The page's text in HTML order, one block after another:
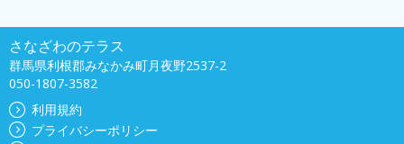
さなざわのテラス
群馬県利根郡みなかみ町月夜野2537-2
050-1807-3582
利用規約
プライバシーポリシー